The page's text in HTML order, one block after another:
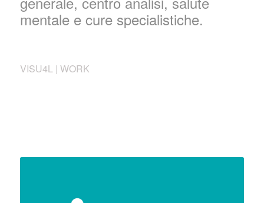
mentale e cure specialistiche.
VISU4L | WORK